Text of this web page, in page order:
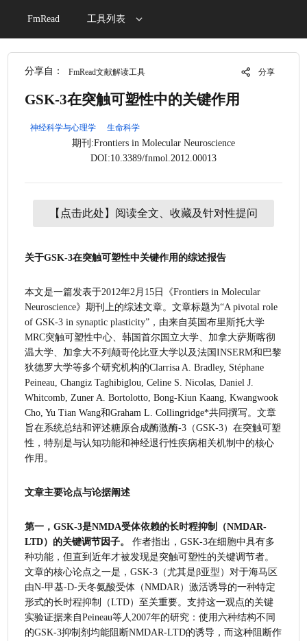
FmRead 工具列表
分享自： FmRead文献解读工具 分享
GSK-3在突触可塑性中的关键作用
神经科学与心理学 生命科学
期刊:Frontiers in Molecular Neuroscience
DOI:10.3389/fnmol.2012.00013
【点击此处】阅读全文、收藏及针对性提问
关于GSK-3在突触可塑性中关键作用的综述报告
本文是一篇发表于2012年2月15日《Frontiers in Molecular
Neuroscience》期刊上的综述文章。文章标题为“A pivotal role
of GSK-3 in synaptic plasticity”，由来自英国布里斯托大学
MRC突触可塑性中心、韩国首尔国立大学、加拿大萨斯喀彻
温大学、加拿大不列颠哥伦比亚大学以及法国INSERM和巴黎
狄德罗大学等多个研究机构的Clarrisa A. Bradley, Stéphane
Peineau, Changiz Taghibiglou, Celine S. Nicolas, Daniel J.
Whitcomb, Zuner A. Bortolotto, Bong-Kiun Kaang, Kwangwook
Cho, Yu Tian Wang和Graham L. Collingridge*共同撰写。文章
旨在系统总结和评述糖原合成酶激酶-3（GSK-3）在突触可塑
性，特别是与认知功能和神经退行性疾病相关机制中的核心
作用。
文章主要论点与论据阐述
第一，GSK-3是NMDA受体依赖的长时程抑制（NMDAR-
LTD）的关键调节因子。
作者指出，GSK-3在细胞中具有多
种功能，但直到近年才被发现是突触可塑性的关键调节者。
文章的核心论点之一是，GSK-3（尤其是β亚型）对于海马区
由N-甲基-D-天冬氨酸受体（NMDAR）激活诱导的一种特定
形式的长时程抑制（LTD）至关重要。支持这一观点的关键
实验证据来自Peineau等人2007年的研究：使用六种结构不同
的GSK-3抑制剂均能阻断NMDAR-LTD的诱导，而这种阻断作